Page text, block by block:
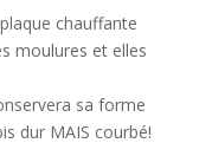
chauffante
moulures et elles
sa forme
dur MAIS courbé!